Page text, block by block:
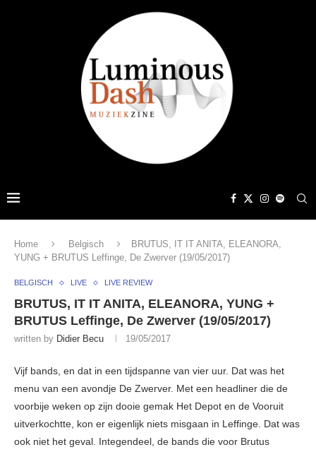
Home Belgisch
BRUTUS, IT IT ANITA, ELEANORA,
YUNG + BRUTUS Leffinge, De Zwerver (19/05/2017)
BELGISCH LIVE LIVE REVIEW
BRUTUS, IT IT ANITA, ELEANORA, YUNG +
BRUTUS Leffinge, De Zwerver (19/05/2017)
written by Didier Becu 19/05/2017
Vijf bands, en dat in een tijdspanne van vier uur. Dat was het
menu van een avondje De Zwerver. Met een headliner die de
voorbije weken op zijn dooie gemak Het Depot en de Vooruit
uitverkochtte, kon er eigenlijk niets misgaan in Leffinge. Dat was
ook niet het geval. Integendeel, de bands die voor Brutus